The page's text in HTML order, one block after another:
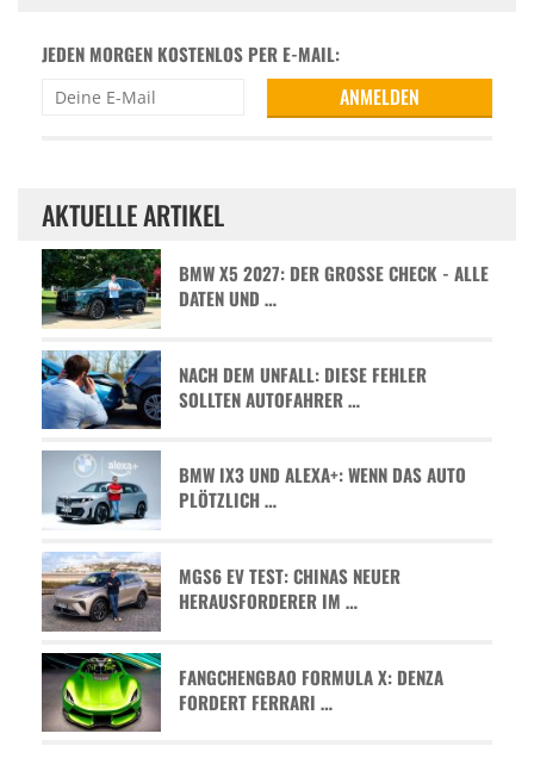
JEDEN MORGEN KOSTENLOS PER E-MAIL:
AKTUELLE ARTIKEL
BMW X5 2027: DER GROSSE CHECK - ALLE D
ATEN UND …
NACH DEM UNFALL: DIESE FEHLER
SOLLTEN AUTOFAHRER …
BMW IX3 UND ALEXA+: WENN DAS AUTO
PLÖTZLICH …
MGS6 EV TEST: CHINAS NEUER
HERAUSFORDERER IM …
FANGCHENGBAO FORMULA X: DENZA
FORDERT FERRARI …